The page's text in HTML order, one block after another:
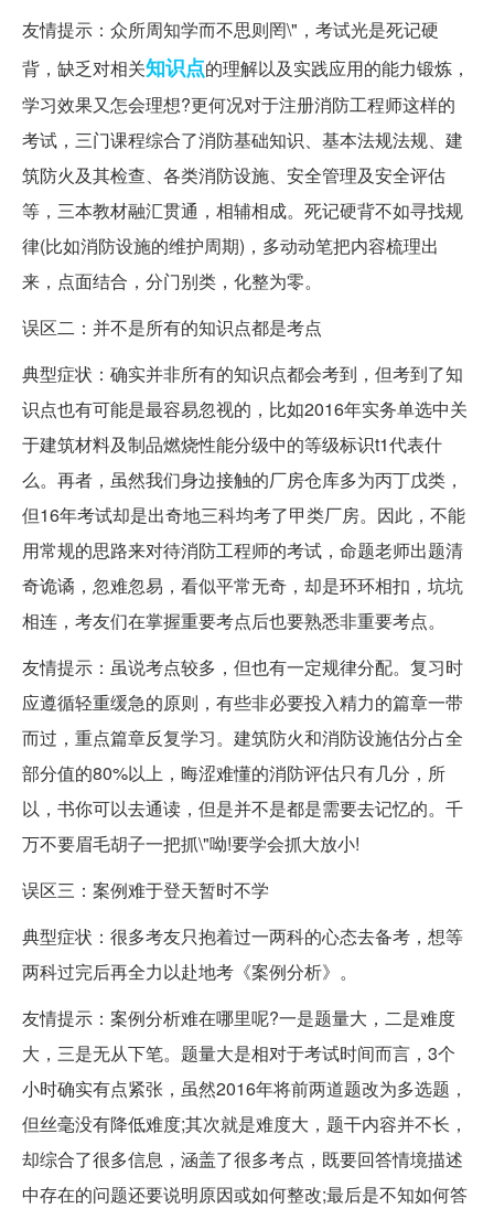
友情提示：众所周知学而不思则罔\"，考试光是死记硬
背，缺乏对相关知识点的理解以及实践应用的能力锻炼，
学习效果又怎会理想?更何况对于注册消防工程师这样的
考试，三门课程综合了消防基础知识、基本法规法规、建
筑防火及其检查、各类消防设施、安全管理及安全评估
等，三本教材融汇贯通，相辅相成。死记硬背不如寻找规
律(比如消防设施的维护周期)，多动动笔把内容梳理出
来，点面结合，分门别类，化整为零。
误区二：并不是所有的知识点都是考点
典型症状：确实并非所有的知识点都会考到，但考到了知
识点也有可能是最容易忽视的，比如2016年实务单选中关
于建筑材料及制品燃烧性能分级中的等级标识t1代表什
么。再者，虽然我们身边接触的厂房仓库多为丙丁戊类，
但16年考试却是出奇地三科均考了甲类厂房。因此，不能
用常规的思路来对待消防工程师的考试，命题老师出题清
奇诡谲，忽难忽易，看似平常无奇，却是环环相扣，坑坑
相连，考友们在掌握重要考点后也要熟悉非重要考点。
友情提示：虽说考点较多，但也有一定规律分配。复习时
应遵循轻重缓急的原则，有些非必要投入精力的篇章一带
而过，重点篇章反复学习。建筑防火和消防设施估分占全
部分值的80%以上，晦涩难懂的消防评估只有几分，所
以，书你可以去通读，但是并不是都是需要去记忆的。千
万不要眉毛胡子一把抓\"呦!要学会抓大放小!
误区三：案例难于登天暂时不学
典型症状：很多考友只抱着过一两科的心态去备考，想等
两科过完后再全力以赴地考《案例分析》。
友情提示：案例分析难在哪里呢?一是题量大，二是难度
大，三是无从下笔。题量大是相对于考试时间而言，3个
小时确实有点紧张，虽然2016年将前两道题改为多选题，
但丝毫没有降低难度;其次就是难度大，题干内容并不长，
却综合了很多信息，涵盖了很多考点，既要回答情境描述
中存在的问题还要说明原因或如何整改;最后是不知如何答